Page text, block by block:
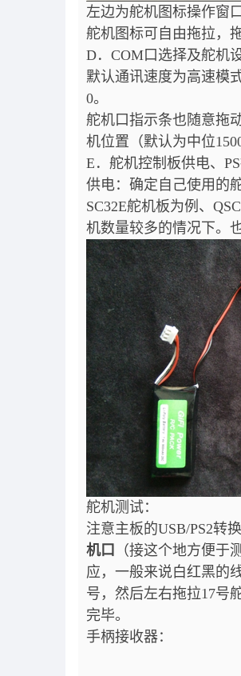
左边为舵机图标操作窗
舵机图标可自由拖拉，
D．COM口选择及舵机
默认通讯速度为高速模
0。
舵机口指示条也随意拖
机位置（默认为中位
E．舵机控制板供电、
供电：确定自己使用的
SC32E舵机板为例、
机数量较多的情况下。
舵机测试：
注意主板的USB/PS2转
机口
（接这个地方便
应，一般来说白红黑的
号，然后左右拖拉17号
完毕。
手柄接收器：